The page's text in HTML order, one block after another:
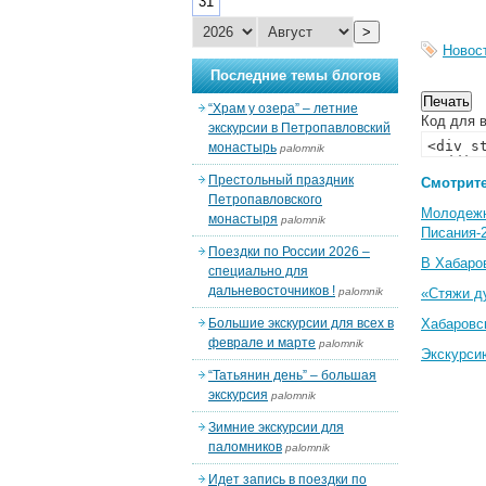
Код для
Писания-
В
«Стяжи
>
Последние темы блогов
“Храм у озера” – летние
экскурсии в Петропавловский
монастырь palomnik
Престольный праздник
Петропавловского
монастыря palomnik
Поездки по России 2026 –
специально для
дальневосточников ! palomnik
Большие экскурсии для всех в
феврале и марте palomnik
“Татьянин день” – большая
экскурсия palomnik
Зимние экскурсии для
паломников palomnik
Идет запись в поездки по